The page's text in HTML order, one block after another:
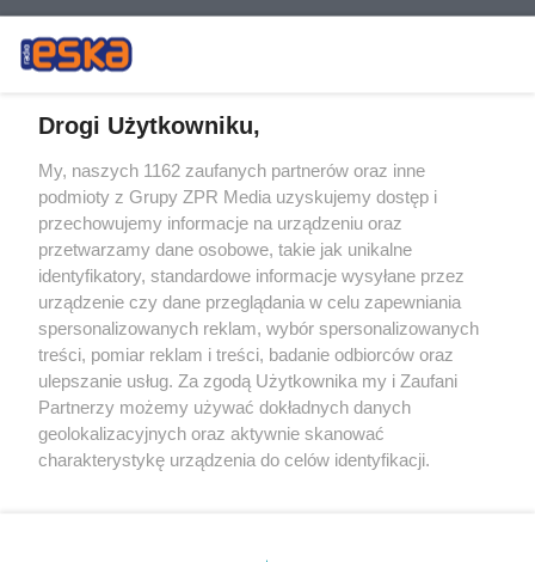
Żaden utwór zamieszczony w serwisie nie może być powielany i
rozpowszechniany lub dalej rozpowszechniany w jakikolwiek sposób (w
tym także elektroniczny lub mechaniczny) na jakimkolwiek polu
eksploatacji w jakiejkolwiek formie, włącznie z umieszczaniem w
Internecie bez pisemnej zgody właściciela praw. Jakiekolwiek użycie lub
wykorzystanie utworów w całości lub w części z naruszeniem prawa,
tzn. bez właściwej zgody, jest zabronione pod groźbą kary i może być
ścigane prawnie.
Drogi Użytkowniku,
My, naszych 1162 zaufanych partnerów oraz inne
podmioty z Grupy ZPR Media uzyskujemy dostęp i
przechowujemy informacje na urządzeniu oraz
przetwarzamy dane osobowe, takie jak unikalne
identyfikatory, standardowe informacje wysyłane przez
urządzenie czy dane przeglądania w celu zapewniania
spersonalizowanych reklam, wybór spersonalizowanych
treści, pomiar reklam i treści, badanie odbiorców oraz
ulepszanie usług. Za zgodą Użytkownika my i Zaufani
Partnerzy możemy używać dokładnych danych
geolokalizacyjnych oraz aktywnie skanować
charakterystykę urządzenia do celów identyfikacji.